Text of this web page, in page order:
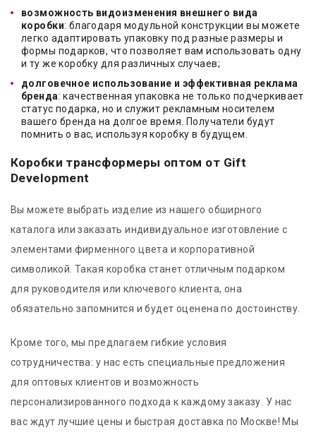
возможность видоизменения внешнего вида
коробки: благодаря модульной конструкции вы можете
легко адаптировать упаковку под разные размеры и
формы подарков, что позволяет вам использовать одну
и ту же коробку для различных случаев;
долговечное использование и эффективная реклама
бренда: качественная упаковка не только подчеркивает
статус подарка, но и служит рекламным носителем
вашего бренда на долгое время. Получатели будут
помнить о вас, используя коробку в будущем.
Коробки трансформеры оптом от Gift
Development
Вы можете выбрать изделие из нашего обширного
каталога или заказать индивидуальное изготовление с
элементами фирменного цвета и корпоративной
символикой. Такая коробка станет отличным подарком
для руководителя или ключевого клиента, она
обязательно запомнится и будет оценена по достоинству.
Кроме того, мы предлагаем гибкие условия
сотрудничества: у нас есть специальные предложения
для оптовых клиентов и возможность
персонализированного подхода к каждому заказу. У нас
вас ждут лучшие цены и быстрая доставка по Москве! Мы